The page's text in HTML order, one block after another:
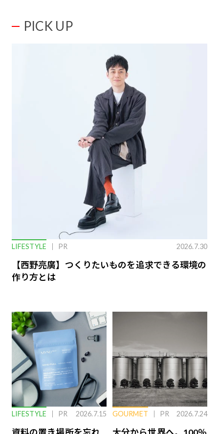
PICK UP
LIFESTYLE PR 2026.7.30
【西野亮廣】つくりたいものを追求できる環境の
作り方とは
LIFESTYLE PR 2026.7.15 GOURMET PR 2026.7.24